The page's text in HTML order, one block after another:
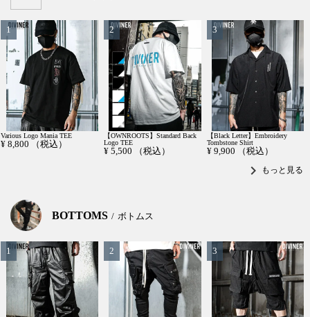
Various Logo Mania TEE
¥ 8,800 （税込）
【OWNROOTS】Standard Back
Logo TEE
¥ 5,500 （税込）
【Black Letter】Embroidery
Tombstone Shirt
¥ 9,900 （税込）
chevron_right もっと見る
BOTTOMS ボトムス